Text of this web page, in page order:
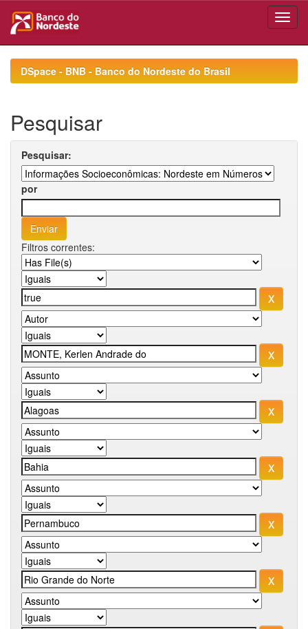
navigationDSpace - BNB - Banco do Nordeste do Brasil
Pesquisar
Pesquisar:
por
Filtros correntes: